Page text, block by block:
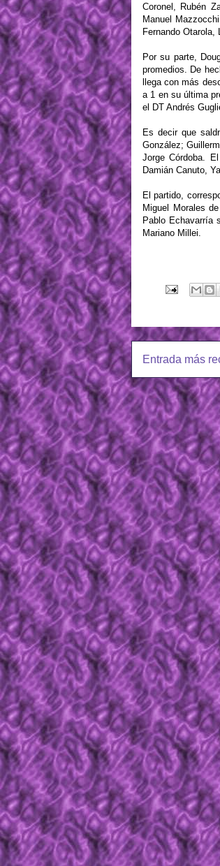
Coronel, Rubén
Manuel
Fernando Otarola,
Por su parte,
promedios. De
llega con más
a 1 en su última
el DT Andrés
Es decir que
González;
Jorge Córdoba.
Damián Canuto,
El partido,
Miguel Morales
Pablo Echavarría
Mariano Millei.
Entrada más